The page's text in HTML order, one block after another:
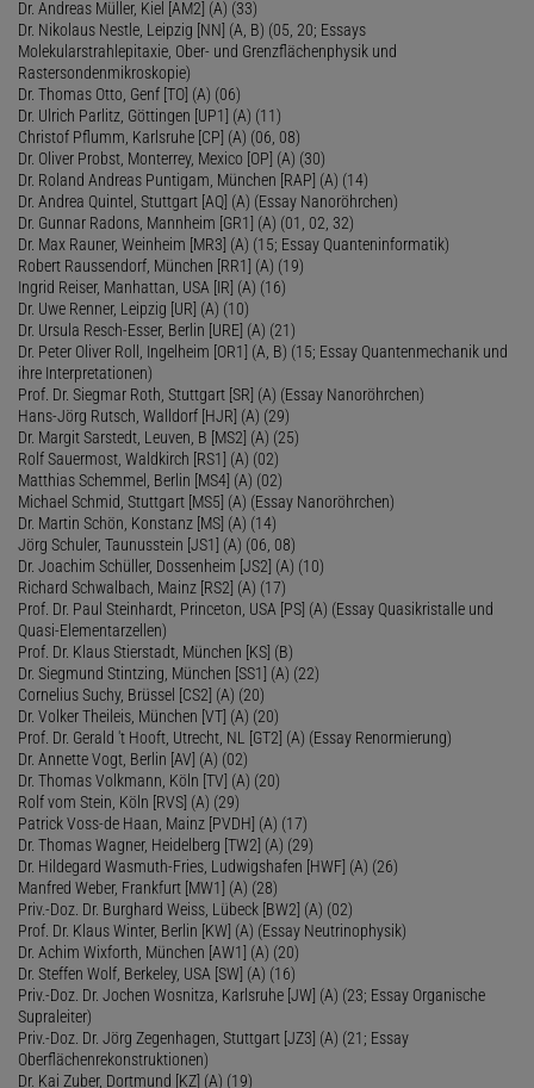
Dr. Andreas Müller, Kiel [AM2] (A) (33)
Dr. Nikolaus Nestle, Leipzig [NN] (A, B) (05, 20; Essays
Molekularstrahlepitaxie, Ober- und Grenzflächenphysik und
Rastersondenmikroskopie)
Dr. Thomas Otto, Genf [TO] (A) (06)
Dr. Ulrich Parlitz, Göttingen [UP1] (A) (11)
Christof Pflumm, Karlsruhe [CP] (A) (06, 08)
Dr. Oliver Probst, Monterrey, Mexico [OP] (A) (30)
Dr. Roland Andreas Puntigam, München [RAP] (A) (14)
Dr. Andrea Quintel, Stuttgart [AQ] (A) (Essay Nanoröhrchen)
Dr. Gunnar Radons, Mannheim [GR1] (A) (01, 02, 32)
Dr. Max Rauner, Weinheim [MR3] (A) (15; Essay Quanteninformatik)
Robert Raussendorf, München [RR1] (A) (19)
Ingrid Reiser, Manhattan, USA [IR] (A) (16)
Dr. Uwe Renner, Leipzig [UR] (A) (10)
Dr. Ursula Resch-Esser, Berlin [URE] (A) (21)
Dr. Peter Oliver Roll, Ingelheim [OR1] (A, B) (15; Essay Quantenmechanik und
ihre Interpretationen)
Prof. Dr. Siegmar Roth, Stuttgart [SR] (A) (Essay Nanoröhrchen)
Hans-Jörg Rutsch, Walldorf [HJR] (A) (29)
Dr. Margit Sarstedt, Leuven, B [MS2] (A) (25)
Rolf Sauermost, Waldkirch [RS1] (A) (02)
Matthias Schemmel, Berlin [MS4] (A) (02)
Michael Schmid, Stuttgart [MS5] (A) (Essay Nanoröhrchen)
Dr. Martin Schön, Konstanz [MS] (A) (14)
Jörg Schuler, Taunusstein [JS1] (A) (06, 08)
Dr. Joachim Schüller, Dossenheim [JS2] (A) (10)
Richard Schwalbach, Mainz [RS2] (A) (17)
Prof. Dr. Paul Steinhardt, Princeton, USA [PS] (A) (Essay Quasikristalle und
Quasi-Elementarzellen)
Prof. Dr. Klaus Stierstadt, München [KS] (B)
Dr. Siegmund Stintzing, München [SS1] (A) (22)
Cornelius Suchy, Brüssel [CS2] (A) (20)
Dr. Volker Theileis, München [VT] (A) (20)
Prof. Dr. Gerald 't Hooft, Utrecht, NL [GT2] (A) (Essay Renormierung)
Dr. Annette Vogt, Berlin [AV] (A) (02)
Dr. Thomas Volkmann, Köln [TV] (A) (20)
Rolf vom Stein, Köln [RVS] (A) (29)
Patrick Voss-de Haan, Mainz [PVDH] (A) (17)
Dr. Thomas Wagner, Heidelberg [TW2] (A) (29)
Dr. Hildegard Wasmuth-Fries, Ludwigshafen [HWF] (A) (26)
Manfred Weber, Frankfurt [MW1] (A) (28)
Priv.-Doz. Dr. Burghard Weiss, Lübeck [BW2] (A) (02)
Prof. Dr. Klaus Winter, Berlin [KW] (A) (Essay Neutrinophysik)
Dr. Achim Wixforth, München [AW1] (A) (20)
Dr. Steffen Wolf, Berkeley, USA [SW] (A) (16)
Priv.-Doz. Dr. Jochen Wosnitza, Karlsruhe [JW] (A) (23; Essay Organische
Supraleiter)
Priv.-Doz. Dr. Jörg Zegenhagen, Stuttgart [JZ3] (A) (21; Essay
Oberflächenrekonstruktionen)
Dr. Kai Zuber, Dortmund [KZ] (A) (19)